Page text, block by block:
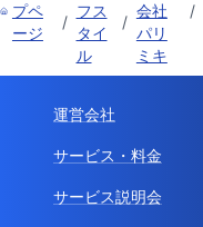
プペ
ージ
/
フス
タイ
ル
/
会社
パリ
ミキ
/
運営会社
サービス・料金
サービス説明会